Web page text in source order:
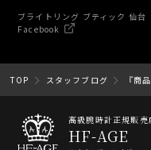
ブライトリング ブティック 仙台
Facebook
TOP スタッフブログ 『商
高級腕時計正規販売
HF-AGE